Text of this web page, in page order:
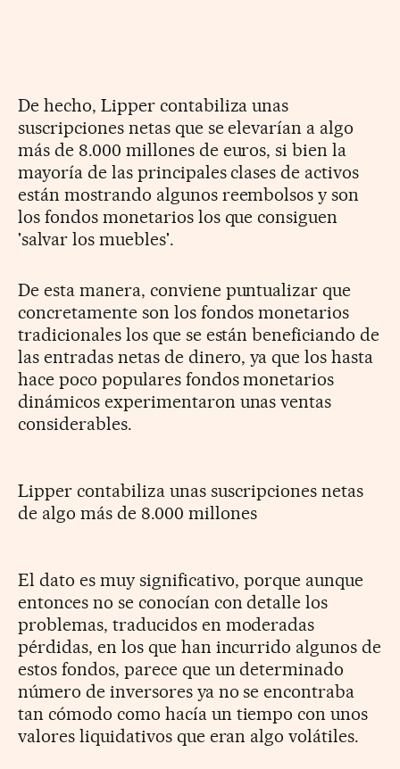
De hecho, Lipper contabiliza unas
suscripciones netas que se elevarían a algo
más de 8.000 millones de euros, si bien la
mayoría de las principales clases de activos
están mostrando algunos reembolsos y son
los fondos monetarios los que consiguen
'salvar los muebles'.
De esta manera, conviene puntualizar que
concretamente son los fondos monetarios
tradicionales los que se están beneficiando de
las entradas netas de dinero, ya que los hasta
hace poco populares fondos monetarios
dinámicos experimentaron unas ventas
considerables.
Lipper contabiliza unas suscripciones netas
de algo más de 8.000 millones
El dato es muy significativo, porque aunque
entonces no se conocían con detalle los
problemas, traducidos en moderadas
pérdidas, en los que han incurrido algunos de
estos fondos, parece que un determinado
número de inversores ya no se encontraba
tan cómodo como hacía un tiempo con unos
valores liquidativos que eran algo volátiles.